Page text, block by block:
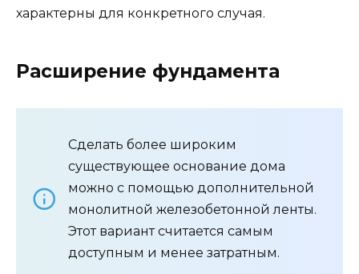
характерны для конкретного случая.
Расширение фундамента
Сделать более широким
существующее основание дома
можно с помощью дополнительной
монолитной железобетонной ленты.
Этот вариант считается самым
доступным и менее затратным.